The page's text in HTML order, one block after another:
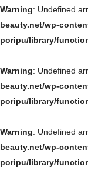
Warning: Undefined
beauty.net/wp-
poripu/library/
Warning: Undefined
beauty.net/wp-
poripu/library/
Warning: Undefined
beauty.net/wp-
poripu/library/